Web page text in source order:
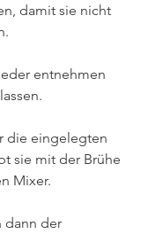
damit sie nicht
entnehmen
die eingelegten
sie mit der Brühe
Mixer.
dann der